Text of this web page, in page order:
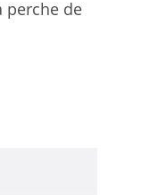
perche de